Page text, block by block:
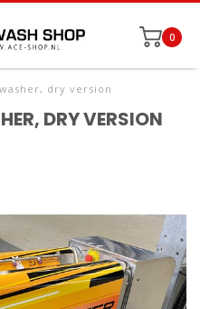
0
dry version
DRY VERSION